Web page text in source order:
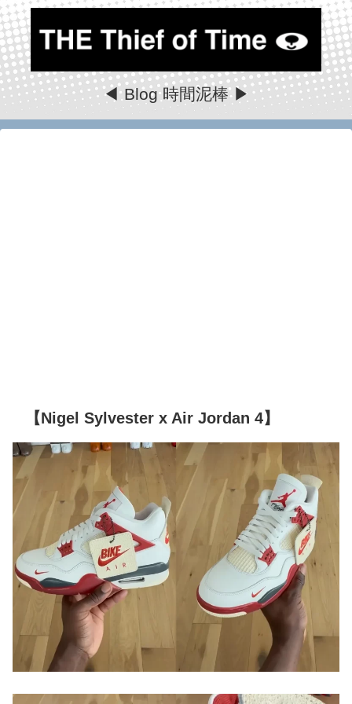
◀ Blog 時間泥棒 ▶
【Nigel Sylvester x Air Jordan 4】